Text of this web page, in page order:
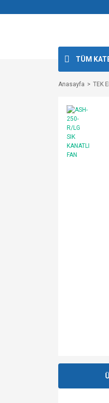
TÜM
Anasayfa TEK